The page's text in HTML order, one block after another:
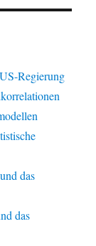
Regierung
das
das